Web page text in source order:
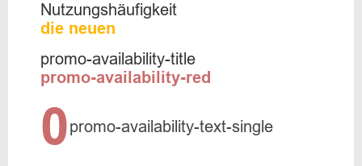
Nutzungshäufigkeit
die neuen
promo-availability-title
promo-availability-red
0promo-availability-text-single